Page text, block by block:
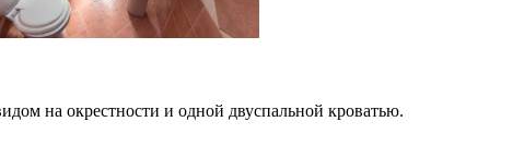
на окрестности и одной двуспальной кроватью.